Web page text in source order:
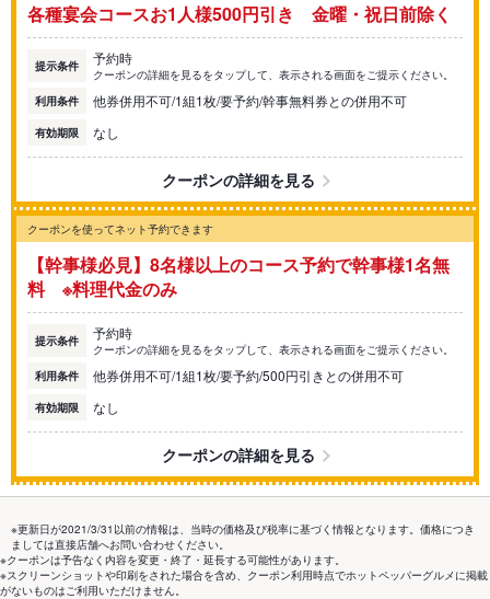
各種宴会コースお1人様500円引き 金曜・祝日前除く
提示条件 予約時
クーポンの詳細を見るをタップして、表示される画面をご提示ください。
利用条件
他券併用不可/1組1枚/要予約/幹事無料券との併用不可
有効期限 なし
クーポンの詳細を見る
クーポンを使ってネット予約できます
【幹事様必見】8名様以上のコース予約で幹事様1名無
料 ※料理代金のみ
提示条件 予約時
クーポンの詳細を見るをタップして、表示される画面をご提示ください。
利用条件
他券併用不可/1組1枚/要予約/500円引きとの併用不可
有効期限 なし
クーポンの詳細を見る
※更新日が2021/3/31以前の情報は、当時の価格及び税率に基づく情報となります。価格につき
ましては直接店舗へお問い合わせください。
※クーポンは予告なく内容を変更・終了・延長する可能性があります。
※スクリーンショットや印刷をされた場合を含め、クーポン利用時点でホットペッパーグルメに掲載
がないものはご利用いただけません。